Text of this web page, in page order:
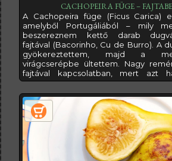
CACHOPEIRA FÜGE –
A Cachopeira füge (Ficus Carica)
amelyből Portugáliából – mily
beszereznem kettő darab
fajtával (Bacorinho, Cu de Burro). A
gyökereztettem, majd a
virágcserépbe ültettem. Nagy
fajtával kapcsolatban, mert azt
Bacorinha füge elég korai érésű
fajtáról egy portugál
bokra leginkább szétterülő, nyitott,
növekedési erélye pedig igen erős.